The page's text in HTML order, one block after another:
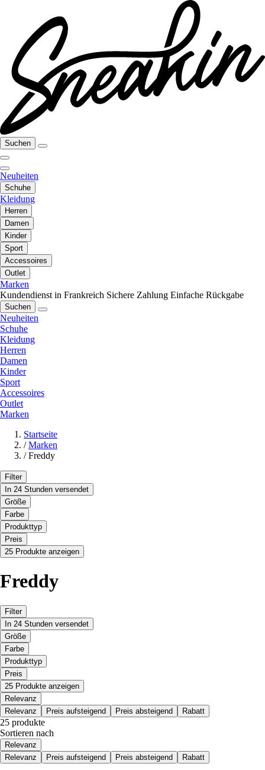
Suchen
Neuheiten
Schuhe
Kleidung
Herren
Damen
Kinder
Sport
Accessoires
Outlet
Marken
Kundendienst in Frankreich Sichere Zahlung Einfache Rückgabe
Suchen
Neuheiten
Schuhe
Kleidung
Herren
Damen
Kinder
Sport
Accessoires
Outlet
Marken
Startseite
/ Marken
/ Freddy
Filter
In 24 Stunden versendet
Größe
Farbe
Produkttyp
Preis
25 Produkte anzeigen
Freddy
Filter
In 24 Stunden versendet
Größe
Farbe
Produkttyp
Preis
25 Produkte anzeigen
Relevanz
Relevanz
Preis aufsteigend Preis absteigend Rabatt
25 produkte
Sortieren nach
Relevanz
Relevanz
Preis aufsteigend Preis absteigend Rabatt